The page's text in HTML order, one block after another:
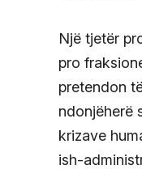
Një tjetër
pro
pretendon
ndonjëherë
krizave
ish-